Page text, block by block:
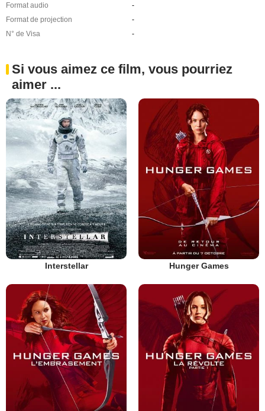
Format audio
-
Format de projection
-
N° de Visa
-
Si vous aimez ce film, vous pourriez
aimer ...
Interstellar Hunger Games